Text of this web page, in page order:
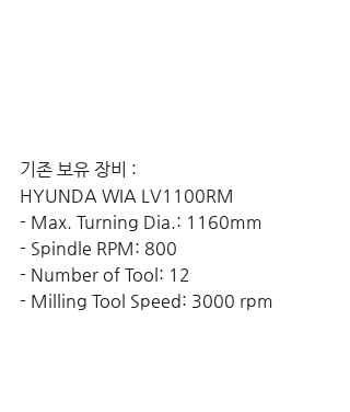
기존 보유 장비 :
HYUNDA WIA LV1100RM
- Max. Turning Dia.: 1160mm
- Spindle RPM: 800
- Number of Tool: 12
- Milling Tool Speed: 3000 rpm